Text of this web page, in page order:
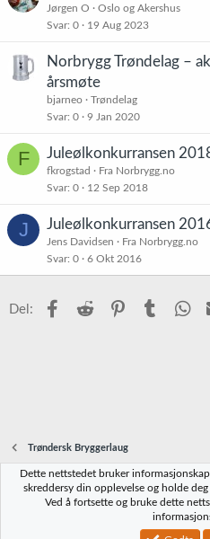
Jørgen O
Oslo og Akershus
Svar 0 19 Aug 2023
Norbrygg Trøndelag –
årsmøte
bjarneo
Trøndelag
Svar 0 9 Jan 2020
F Juleølkonkurransen
fkrogstad
Fra Norbrygg.no
Svar 0 12 Sep 2018
J Juleølkonkurransen
Jens Davidsen
Fra Norbrygg.no
Svar 0 6 Okt 2016
Del: Facebook
Reddit PinterestTumblr
Trøndersk Bryggerlaug
Norbrygg-default
Vilkår og regler
Dette nettstedet bruker
skreddersy din opplevelse og holde
Ved å fortsette og bruke dette